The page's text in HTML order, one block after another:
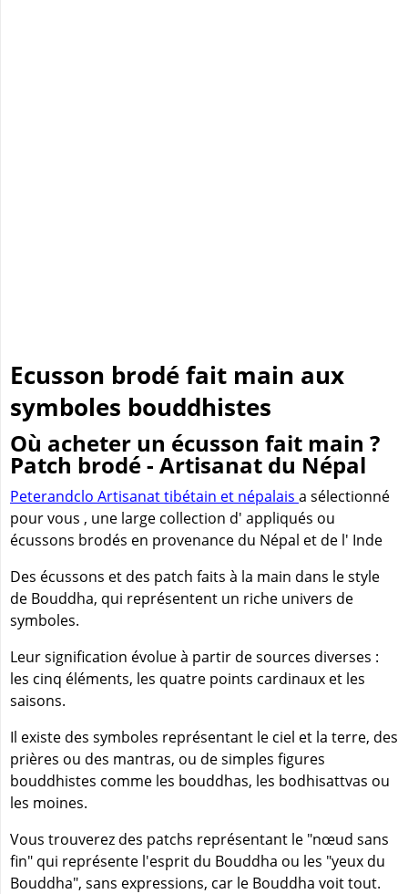
Ecusson brodé fait main aux
symboles bouddhistes
Où acheter un écusson fait main ?
Patch brodé - Artisanat du Népal
Peterandclo Artisanat tibétain et népalais a sélectionné
pour vous , une large collection d' appliqués ou
écussons brodés en provenance du Népal et de l' Inde
Des écussons et des patch faits à la main dans le style
de Bouddha, qui représentent un riche univers de
symboles.
Leur signification évolue à partir de sources diverses :
les cinq éléments, les quatre points cardinaux et les
saisons.
Il existe des symboles représentant le ciel et la terre, des
prières ou des mantras, ou de simples figures
bouddhistes comme les bouddhas, les bodhisattvas ou
les moines.
Vous trouverez des patchs représentant le "nœud sans
fin" qui représente l'esprit du Bouddha ou les "yeux du
Bouddha", sans expressions, car le Bouddha voit tout.